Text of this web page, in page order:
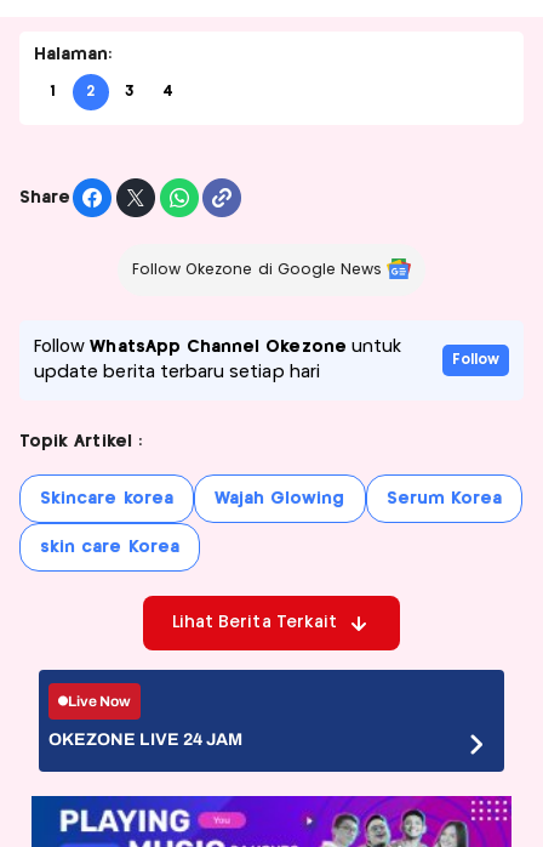
Halaman:
1 2 3 4
Share
Follow Okezone di Google News
FollowWhatsApp Channel Okezone untuk
update berita terbaru setiap hari
Follow
Topik Artikel :
Skincare korea Wajah Glowing Serum Korea
skin care Korea
Lihat Berita Terkait
Live Now
OKEZONE LIVE 24 JAM